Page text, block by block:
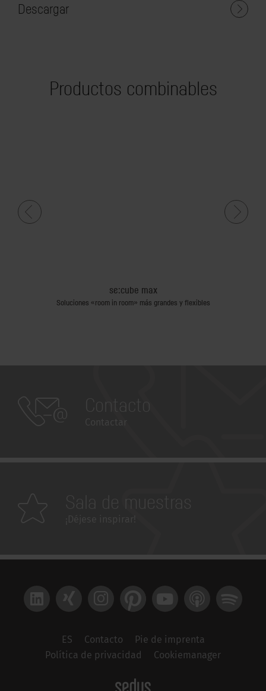
Descargar
Productos combinables
se:cube max
Soluciones «room in room» más grandes y flexibles
ES Contacto
Pie de imprenta
Política de privacidad
Cookiemanager
Pinterest